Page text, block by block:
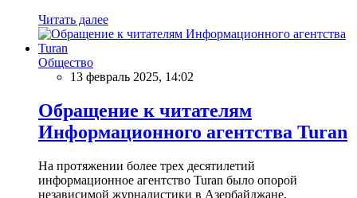
Читать далее
Общество
13 февраль 2025, 14:02
Обращение к читателям
Информационного агентства Turan
На протяжении более трех десятилетий
информационное агентство Turan было опорой
независимой журналистики в Азербайджане,